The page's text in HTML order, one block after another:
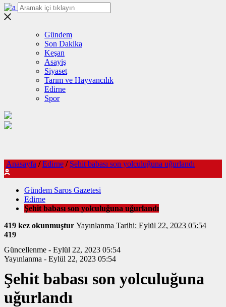
Gündem
Son Dakika
Keşan
Asayiş
Siyaset
Tarım ve Hayvancılık
Edirne
Spor
Anasayfa / Edirne / Şehit babası son yolculuğuna uğurlandı
Gündem Saros Gazetesi
Edirne
Şehit babası son yolculuğuna uğurlandı
419 kez okunmuştur
Yayınlanma Tarihi: Eylül 22, 2023 05:54
419
Güncellenme - Eylül 22, 2023 05:54
Yayınlanma - Eylül 22, 2023 05:54
Şehit babası son yolculuğuna
uğurlandı